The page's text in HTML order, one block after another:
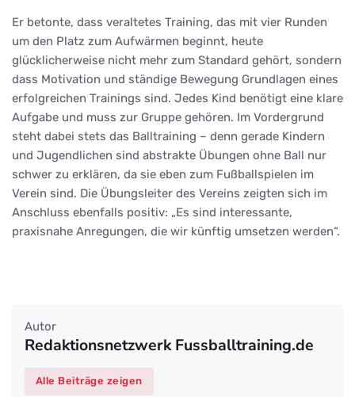
Er betonte, dass veraltetes Training, das mit vier Runden
um den Platz zum Aufwärmen beginnt, heute
glücklicherweise nicht mehr zum Standard gehört, sondern
dass Motivation und ständige Bewegung Grundlagen eines
erfolgreichen Trainings sind. Jedes Kind benötigt eine klare
Aufgabe und muss zur Gruppe gehören. Im Vordergrund
steht dabei stets das Balltraining – denn gerade Kindern
und Jugendlichen sind abstrakte Übungen ohne Ball nur
schwer zu erklären, da sie eben zum Fußballspielen im
Verein sind. Die Übungsleiter des Vereins zeigten sich im
Anschluss ebenfalls positiv: „Es sind interessante,
praxisnahe Anregungen, die wir künftig umsetzen werden“.
Autor
Redaktionsnetzwerk Fussballtraining.de
Alle Beiträge zeigen